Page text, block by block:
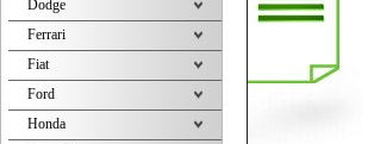
Dodge
Ferrari
Fiat
Ford
Honda